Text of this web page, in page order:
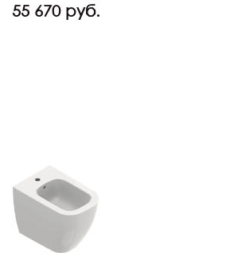
55 670 руб.